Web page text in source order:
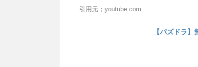
引用元；youtube.com
【パズドラ